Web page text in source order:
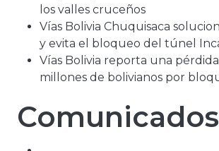
los valles cruceños
Vías Bolivia Chuquisaca
y evita el bloqueo del túnel
Vías Bolivia reporta una
millones de bolivianos por
Comunicados